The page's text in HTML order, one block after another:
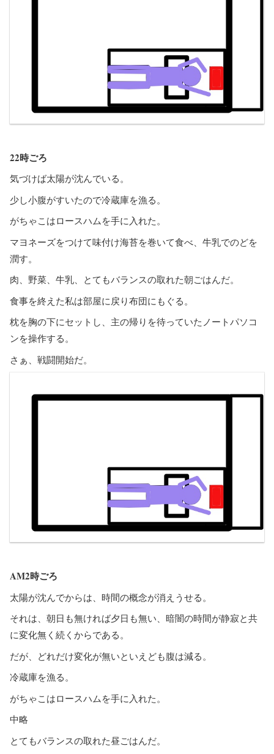
22時ごろ
気づけば太陽が沈んでいる。
少し小腹がすいたので冷蔵庫を漁る。
がちゃこはロースハムを手に入れた。
マヨネーズをつけて味付け海苔を巻いて食べ、牛乳でのどを
潤す。
肉、野菜、牛乳、とてもバランスの取れた朝ごはんだ。
食事を終えた私は部屋に戻り布団にもぐる。
枕を胸の下にセットし、主の帰りを待っていたノートパソコ
ンを操作する。
さぁ、戦闘開始だ。
AM2時ごろ
太陽が沈んでからは、時間の概念が消えうせる。
それは、朝日も無ければ夕日も無い、暗闇の時間が静寂と共
に変化無く続くからである。
だが、どれだけ変化が無いといえども腹は減る。
冷蔵庫を漁る。
がちゃこはロースハムを手に入れた。
中略
とてもバランスの取れた昼ごはんだ。